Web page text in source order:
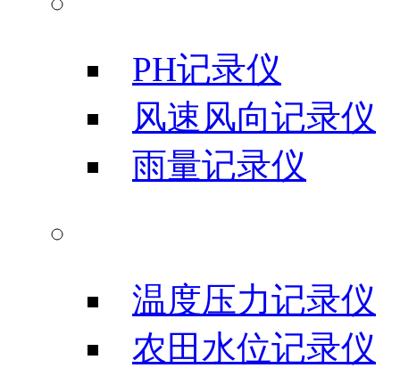
PH记录仪
风速风向记录仪
雨量记录仪
温度压力记录仪
农田水位记录仪